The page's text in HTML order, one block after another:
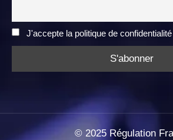
J'accepte la politique de confidentialité
© 2025Régulation